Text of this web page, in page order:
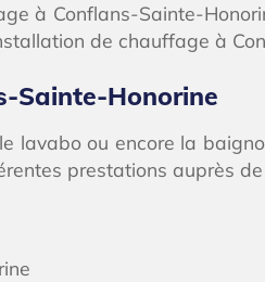
à Conflans-Sainte-
de chauffage à
Sainte-Honorine
lavabo ou encore la
prestations auprès